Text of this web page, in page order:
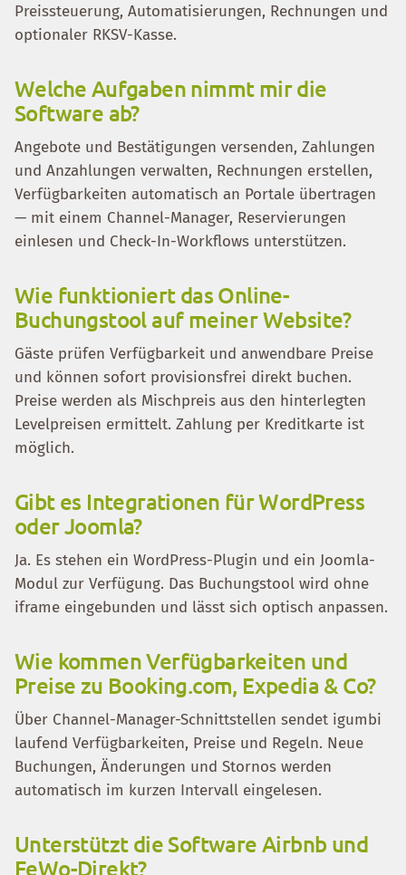
Preissteuerung, Automatisierungen, Rechnungen und
optionaler RKSV-Kasse.
Welche Aufgaben nimmt mir die
Software ab?
Angebote und Bestätigungen versenden, Zahlungen
und Anzahlungen verwalten, Rechnungen erstellen,
Verfügbarkeiten automatisch an Portale übertragen
— mit einem Channel-Manager, Reservierungen
einlesen und Check-In-Workflows unterstützen.
Wie funktioniert das Online-
Buchungstool auf meiner Website?
Gäste prüfen Verfügbarkeit und anwendbare Preise
und können sofort provisionsfrei direkt buchen.
Preise werden als Mischpreis aus den hinterlegten
Levelpreisen ermittelt. Zahlung per Kreditkarte ist
möglich.
Gibt es Integrationen für WordPress
oder Joomla?
Ja. Es stehen ein WordPress-Plugin und ein Joomla-
Modul zur Verfügung. Das Buchungstool wird ohne
iframe eingebunden und lässt sich optisch anpassen.
Wie kommen Verfügbarkeiten und
Preise zu Booking.com, Expedia & Co?
Über Channel-Manager-Schnittstellen sendet igumbi
laufend Verfügbarkeiten, Preise und Regeln. Neue
Buchungen, Änderungen und Stornos werden
automatisch im kurzen Intervall eingelesen.
Unterstützt die Software Airbnb und
FeWo-Direkt?